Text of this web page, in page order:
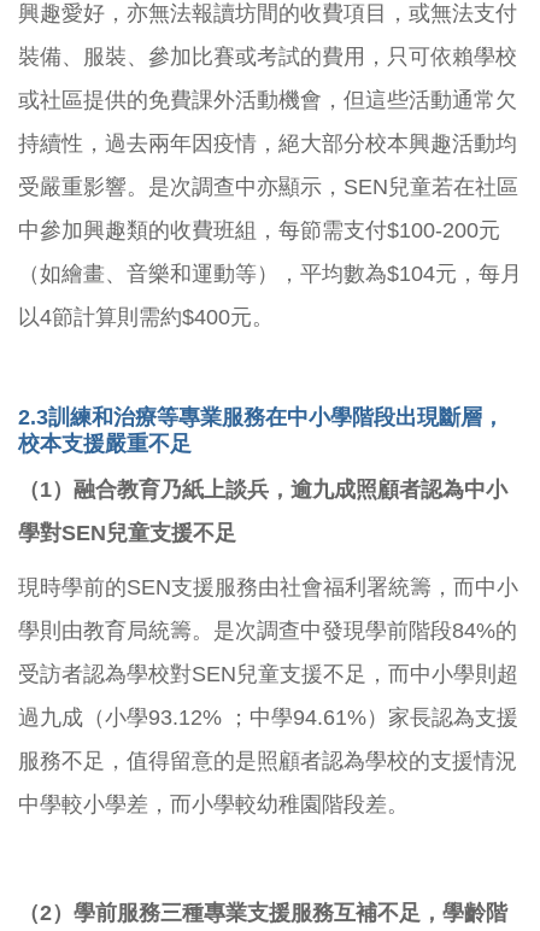
興趣愛好，亦無法報讀坊間的收費項目，或無法支付
裝備、服裝、參加比賽或考試的費用，只可依賴學校
或社區提供的免費課外活動機會，但這些活動通常欠
持續性，過去兩年因疫情，絕大部分校本興趣活動均
受嚴重影響。是次調查中亦顯示，SEN兒童若在社區
中參加興趣類的收費班組，每節需支付$100-200元
（如繪畫、音樂和運動等），平均數為$104元，每月
以4節計算則需約$400元。
2.3訓練和治療等專業服務在中小學階段出現斷層，
校本支援嚴重不足
（1）融合教育乃紙上談兵，逾九成照顧者認為中小
學對SEN兒童支援不足
現時學前的SEN支援服務由社會福利署統籌，而中小
學則由教育局統籌。是次調查中發現學前階段84%的
受訪者認為學校對SEN兒童支援不足，而中小學則超
過九成（小學93.12% ；中學94.61%）家長認為支援
服務不足，值得留意的是照顧者認為學校的支援情況
中學較小學差，而小學較幼稚園階段差。
（2）學前服務三種專業支援服務互補不足，學齡階